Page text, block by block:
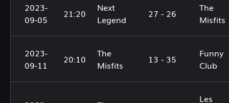
2023-
09-05
21:20
Next
Legend
27 - 26
The
Misfits
2023-
09-11
20:10
The
Misfits
13 - 35
Funny
Club
Les